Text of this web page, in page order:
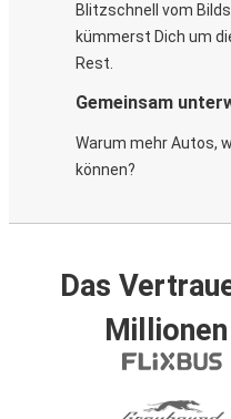
Blitzschnell vom
kümmerst Dich um
Rest.
Gemeinsam
Warum mehr Autos,
können?
Das